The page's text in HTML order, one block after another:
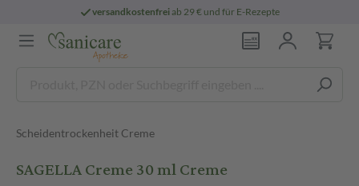
versandkostenfreiab 29 € und für E-Rezepte
Scheidentrockenheit Creme
SAGELLA Creme 30 ml Creme